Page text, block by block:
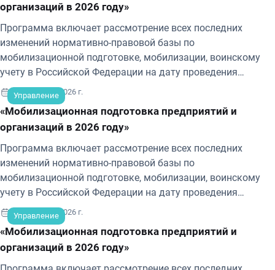
организаций в 2026 году»
Программа включает рассмотрение всех последних
изменений нормативно-правовой базы по
мобилизационной подготовке, мобилизации, воинскому
учету в Российской Федерации на дату проведения
обучения.
Управление
3-4 сентября 2026 г.
«Мобилизационная подготовка предприятий и
организаций в 2026 году»
Программа включает рассмотрение всех последних
изменений нормативно-правовой базы по
мобилизационной подготовке, мобилизации, воинскому
учету в Российской Федерации на дату проведения
обучения.
Управление
7-8 сентября 2026 г.
«Мобилизационная подготовка предприятий и
организаций в 2026 году»